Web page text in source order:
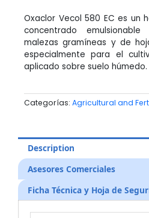
Oxaclor Vecol 580 EC es un
concentrado
malezas gramíneas y de
especialmente para el
aplicado sobre suelo húmedo.
Categorías: Agricultural and
Description
Asesores Comerciales
Ficha Técnica y Hoja de